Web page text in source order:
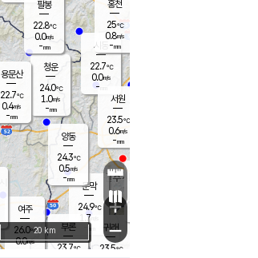
문막
24.9℃
1.7m/s
mm
부론
23.7℃
청운
24.0℃
1.0m/s
-mm
팔봉
22.8℃
0.0m/s
-mm
여주
26.0℃
0.0m/s
양동
24.3℃
0.5m/s
-mm
시동
22.7℃
0.0m/s
- mm
귀래
23.5℃
서원
23.5℃
0.6m/s
-mm
용문산
22.7℃
0.4m/s
-mm
홍천
25℃
0.8m/s
-mm
+
−
20 km